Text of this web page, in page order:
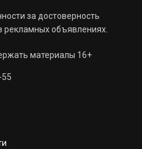
за достоверность
объявлениях.
материалы 16+